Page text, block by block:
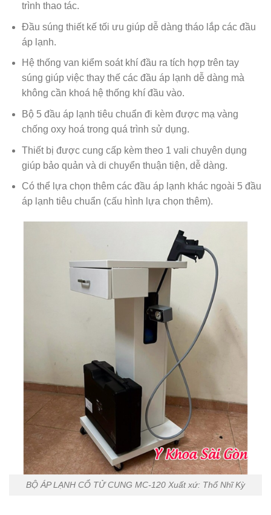
trình thao tác.
Đầu súng thiết kế tối ưu giúp dễ dàng tháo lắp các đầu
áp lạnh.
Hệ thống van kiểm soát khí đầu ra tích hợp trên tay
súng giúp việc thay thế các đầu áp lạnh dễ dàng mà
không cần khoá hệ thống khí đầu vào.
Bộ 5 đầu áp lạnh tiêu chuẩn đi kèm được mạ vàng
chống oxy hoá trong quá trình sử dụng.
Thiết bị được cung cấp kèm theo 1 vali chuyên dụng
giúp bảo quản và di chuyển thuận tiện, dễ dàng.
Có thể lựa chọn thêm các đầu áp lạnh khác ngoài 5 đầu
áp lạnh tiêu chuẩn (cấu hình lựa chọn thêm).
BỘ ÁP LẠNH CỔ TỬ CUNG MC-120 Xuất xứ: Thổ Nhĩ Kỳ